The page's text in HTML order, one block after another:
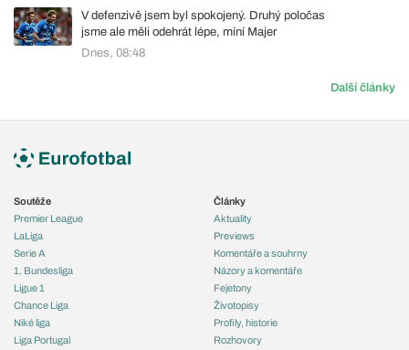
V defenzivě jsem byl spokojený. Druhý poločas
jsme ale měli odehrát lépe, míní Majer
Dnes, 08:48
Další články
Soutěže
Premier League
LaLiga
Serie A
1. Bundesliga
Ligue 1
Chance Liga
Niké liga
Liga Portugal
Články
Aktuality
Previews
Komentáře a souhrny
Názory a komentáře
Fejetony
Životopisy
Profily, historie
Rozhovory